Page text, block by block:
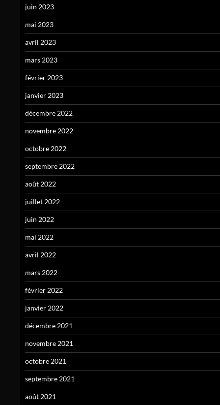
juin 2023
mai 2023
avril 2023
mars 2023
février 2023
janvier 2023
décembre 2022
novembre 2022
octobre 2022
septembre 2022
août 2022
juillet 2022
juin 2022
mai 2022
avril 2022
mars 2022
février 2022
janvier 2022
décembre 2021
novembre 2021
octobre 2021
septembre 2021
août 2021